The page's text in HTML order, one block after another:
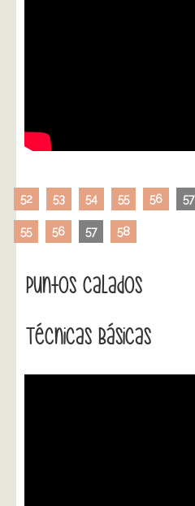
52 53 54 55 56 57
55 56 57 58
Puntos Calados
Técnicas Básicas